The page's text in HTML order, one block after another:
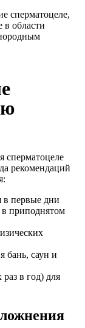
сперматоцеле,
в области
сперматоцеле
рекомендаций
в первые дни
приподнятом
бань, саун и
в год) для